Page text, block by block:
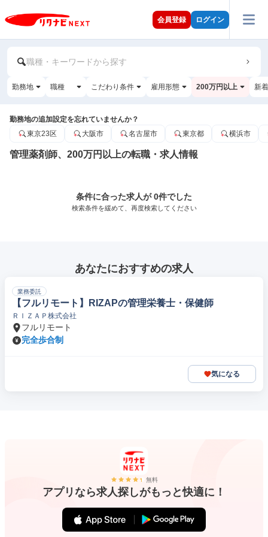
会員登録 ログイン
職種・キーワードから探す
勤務地 職種 こだわり条件 雇用形態 200万円以上 新
勤務地の追加設定を忘れていませんか？
東京23区
大阪市 名古屋市 東京都 横浜市
管理薬剤師、200万円以上の転職・求人情報
条件に合った求人が 0件でした
検索条件を緩めて、再度検索してください
あなたにおすすめの求人
業務委託
【フルリモート】RIZAPの管理栄養士・保健師
ＲＩＺＡＰ株式会社
フルリモート
完全歩合制
気になる
無料
アプリなら求人探しがもっと快適に！